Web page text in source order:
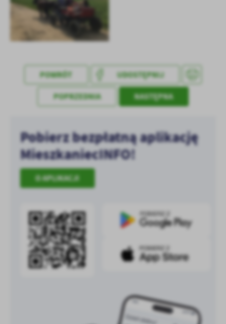
treści w postaci wiadomości, ofert, komunikatów mediów
społecznościowych.
POWRÓT UDOSTĘPNIJ
POPRZEDNIA NASTĘPNA
Pobierz bezpłatną aplikację
MieszkaniecINFO!
O APLIKACJI